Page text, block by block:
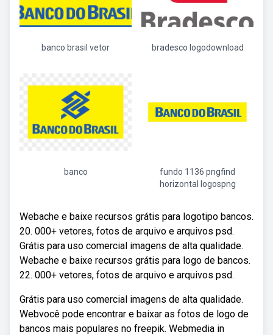
banco brasil vetor bradesco logodownload
banco
fundo 1136 pngfind
horizontal logospng
Webache e baixe recursos grátis para logotipo bancos.
20. 000+ vetores, fotos de arquivo e arquivos psd.
Grátis para uso comercial imagens de alta qualidade.
Webache e baixe recursos grátis para logo de bancos.
22. 000+ vetores, fotos de arquivo e arquivos psd.
Grátis para uso comercial imagens de alta qualidade.
Webvocê pode encontrar e baixar as fotos de logo de
bancos mais populares no freepik. Webmedia in